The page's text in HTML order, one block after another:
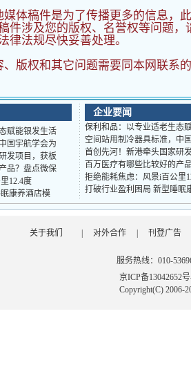
媒体稿件是为了传播更多的信息，
件涉及您的版权、名誉权等问题，
律法规尽快妥善处理。
、版权和其它问题需要同本网联系
赋能银发生活
国宇航学会为
发项目，获板
品？盘点微保
12.4度
康养酒店模
企业要闻
保利和品：以专业适老生态
空间站用制冷器具标准，中
首创先河！新港牵头国家研
百万医疗有哪些比较好的产
拒绝能耗焦虑：风景i百公里
打破行业盈利困局 新型睡眠
关于我们 对外合作 刊登广告
服务热线：010-
京ICP备13042652
Copyright(C) 2006-